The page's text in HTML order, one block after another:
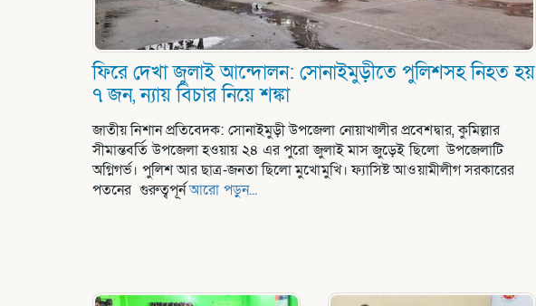
ফিরে দেখা জুলাই আন্দোলন: সোনাইমুড়ীতে পুলিশসহ নিহত হয়
৭ জন, ন্যায় বিচার নিয়ে শঙ্কা
জাতীয় নিশান প্রতিবেদক: সোনাইমুড়ী উপজেলা নোয়াখালীর প্রবেশদ্বার, কুমিল্লার
সীমান্তবর্তি উপজেলা হওয়ায় ২৪ এর পুরো জুলাই মাস জুড়েই ছিলো উপজেলাটি
অগ্নিগর্ভ। পুলিশ আর ছাত্র-জনতা ছিলো মুখোমুখি। ফ্যাসিষ্ট আওয়ামীলীগ সরকারের
পতনের গুরুত্বপূর্নআরো পড়ুন...